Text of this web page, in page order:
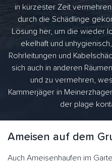
in kürzester Zeit
durch die Schädlinge
Lösung her, um die wieder
ekelhaft und
Rohrleitungen und
sich auch in anderen
und zu vermehren,
Kammerjäger in
der plage
Ameisen auf dem
Auch Ameisenhaufen im